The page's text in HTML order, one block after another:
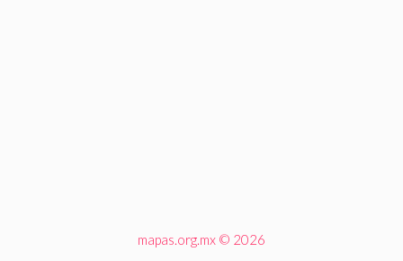
mapas.org.mx © 2026